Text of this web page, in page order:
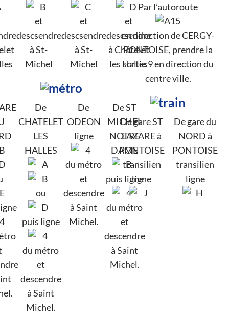
et
descsendre
à St-
Michel
et
descsendre
à St-
Michel
et
descsendre
à Châtelet
les Halles
De
CHATELET
LES
HALLES
ou
puis ligne
du métro
et
descendre
à Saint
Michel.
De
ODEON
ligne
du métro
et
descendre
à Saint
Michel.
De ST
MICHEL
NOTRE
DAME
puis ligne
du métro
et
descendre
à Saint
Michel.
Par l’autoroute
en direction de CERGY-
PONTOISE, prendre la
sortie 9 en direction du
centre ville.
De gare ST
LAZARE à
PONTOISE
transilien
ligne
De gare du
NORD à
PONTOISE
transilien
ligne